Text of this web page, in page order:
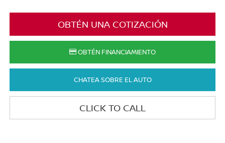
OBTÉN UNA COTIZACIÓN
OBTÉN FINANCIAMIENTO
CHATEA SOBRE EL AUTO
CLICK TO CALL